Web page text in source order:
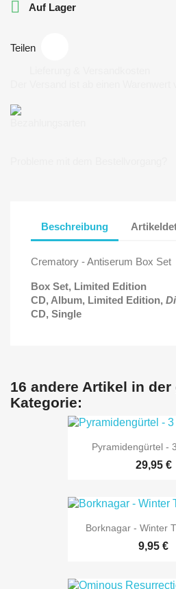
 Auf Lager
Teilen
Beschreibung
Crematory - Antiserum Box Set
Box Set, Limited Edition
CD, Album, Limited Edition,
CD, Single
16 andere Artikel in der
Kategorie:
Pyramidengürtel - 3
29,95 €
Borknagar - Winter
9,95 €